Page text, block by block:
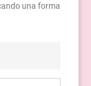
una forma